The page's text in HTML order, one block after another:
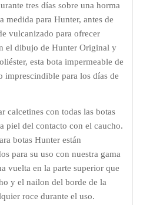
tres días sobre una horma
medida para Hunter, antes de
vulcanizado para ofrecer
el dibujo de Hunter Original y
esta bota impermeable de
imprescindible para los días de
calcetines con todas las botas
piel del contacto con el caucho.
botas Hunter están
para su uso con nuestra gama
vuelta en la parte superior que
y el nailon del borde de la
roce durante el uso.